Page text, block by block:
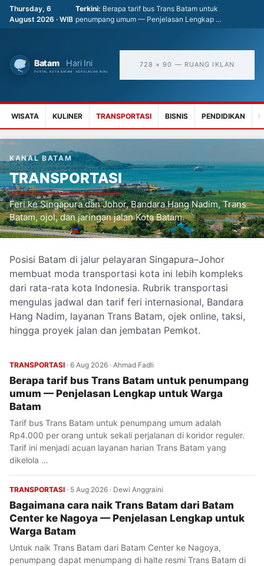
Thursday, 6
August 2026 · WIB
Terkini: Berapa tarif bus Trans Batam untuk
penumpang umum — Penjelasan Lengkap …
728 × 90 — RUANG IKLAN
WISATA KULINER TRANSPORTASI BISNIS PENDIDIKAN
KANAL BATAM
TRANSPORTASI
Feri ke Singapura dan Johor, Bandara Hang Nadim, Trans
Batam, ojol, dan jaringan jalan Kota Batam.
Posisi Batam di jalur pelayaran Singapura–Johor
membuat moda transportasi kota ini lebih kompleks
dari rata-rata kota Indonesia. Rubrik transportasi
mengulas jadwal dan tarif feri internasional, Bandara
Hang Nadim, layanan Trans Batam, ojek online, taksi,
hingga proyek jalan dan jembatan Pemkot.
TRANSPORTASI · 6 Aug 2026 · Ahmad Fadli
Berapa tarif bus Trans Batam untuk penumpang
umum — Penjelasan Lengkap untuk Warga
Batam
Tarif bus Trans Batam untuk penumpang umum adalah
Rp4.000 per orang untuk sekali perjalanan di koridor reguler.
Tarif ini menjadi acuan layanan harian Trans Batam yang
dikelola …
TRANSPORTASI · 5 Aug 2026 · Dewi Anggraini
Bagaimana cara naik Trans Batam dari Batam
Center ke Nagoya — Penjelasan Lengkap untuk
Warga Batam
Untuk naik Trans Batam dari Batam Center ke Nagoya,
penumpang dapat menumpang di halte resmi Trans Batam di